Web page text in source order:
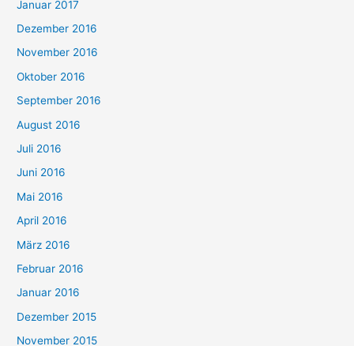
Januar 2017
Dezember 2016
November 2016
Oktober 2016
September 2016
August 2016
Juli 2016
Juni 2016
Mai 2016
April 2016
März 2016
Februar 2016
Januar 2016
Dezember 2015
November 2015